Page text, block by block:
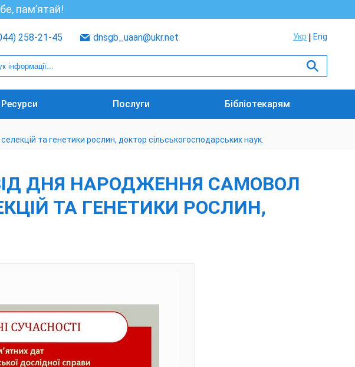
пам’ятай!
258-21-45 dnsgb_uaan@ukr.net Укр Eng
Ресурси Послуги Бібліотекарям
та генетики рослин, доктор сільськогосподарських наук.
ДНЯ НАРОДЖЕННЯ САМОВОЛ
ТА ГЕНЕТИКИ РОСЛИН,